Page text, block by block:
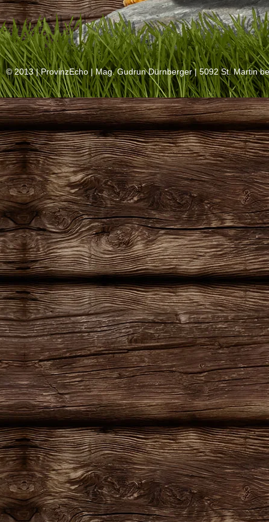
© 2013 |ProvinzEcho | Mag. Gudrun Dürnberger | 5092 St. Martin